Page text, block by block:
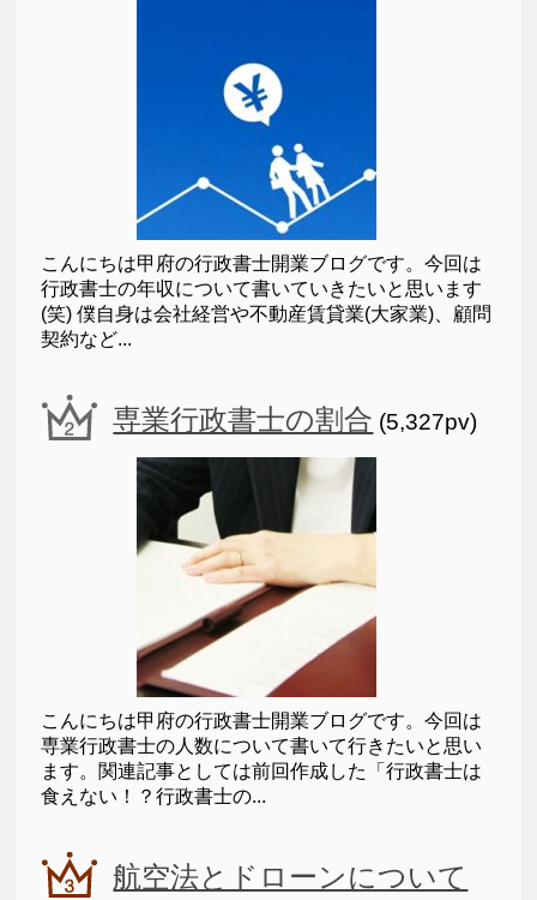
こんにちは甲府の行政書士開業ブログです。今回は
行政書士の年収について書いていきたいと思います
(笑) 僕自身は会社経営や不動産賃貸業(大家業)、顧問
契約など...
専業行政書士の割合 (5,327pv)
こんにちは甲府の行政書士開業ブログです。今回は
専業行政書士の人数について書いて行きたいと思い
ます。関連記事としては前回作成した「行政書士は
食えない！？行政書士の...
航空法とドローンについて